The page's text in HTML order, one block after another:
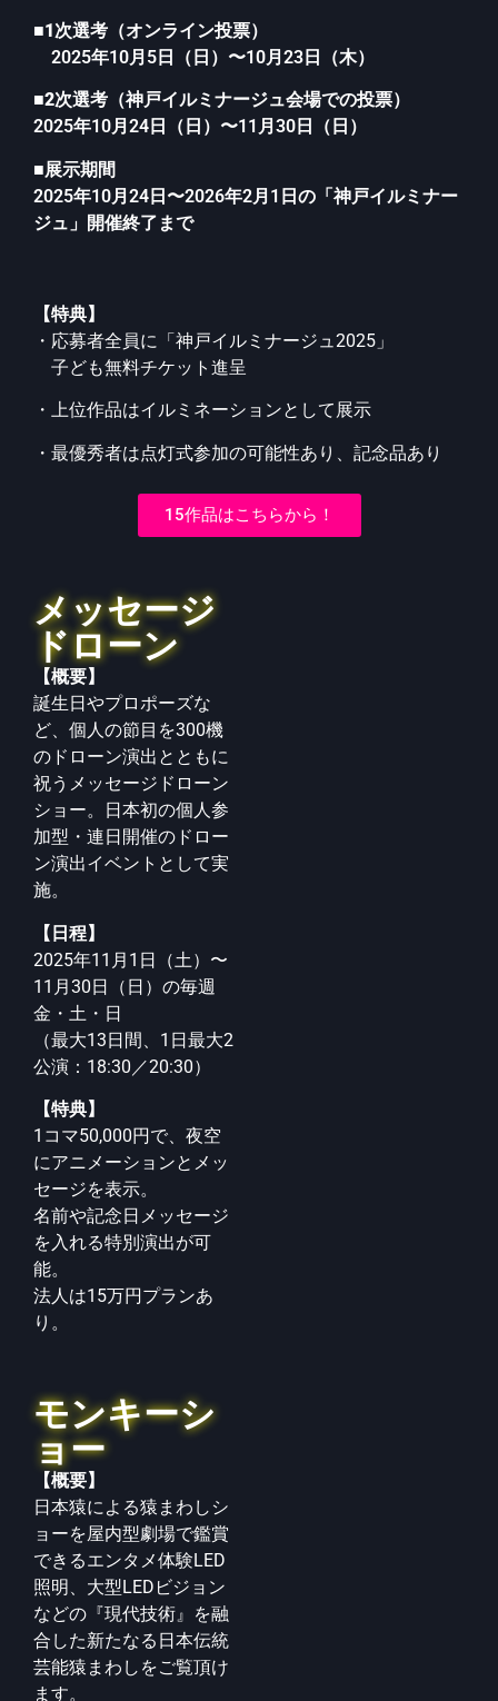
■1次選考（オンライン投票）
2025年10月5日（日）〜10月23日（木）
■2次選考（神戸イルミナージュ会場での投票）
2025年10月24日（日）〜11月30日（日）
■展示期間
2025年10月24日〜2026年2月1日の「神戸イルミナー
ジュ」開催終了まで
【特典】
・応募者全員に「神戸イルミナージュ2025」
子ども無料チケット進呈
・上位作品はイルミネーションとして展示
・最優秀者は点灯式参加の可能性あり、記念品あり
15作品はこちらから！
メッセージ
ドローン
【概要】
誕生日やプロポーズな
ど、個人の節目を300機
のドローン演出とともに
祝うメッセージドローン
ショー。日本初の個人参
加型・連日開催のドロー
ン演出イベント として実
施。
【日程】
2025年11月1日（土）〜
11月30日（日）の毎週
金・土・日
（最大13日間、1日最大2
公演：18:30／20:30）
【特典】
1コマ50,000円で、夜空
にアニメーションとメッ
セージを表示。
名前や記念日メッセージ
を入れる特別演出が可
能。
法人は15万円プランあ
り。
モンキーシ
ョー
【概要】
日本猿による猿まわしシ
ョーを屋内型劇場で鑑賞
できるエンタメ体験LED
照明、大型LEDビジョン
などの『現代技術』を融
合した新たなる日本伝統
芸能猿まわしをご覧頂け
ます。